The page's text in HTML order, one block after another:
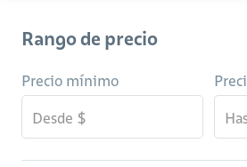
Rango de precio
Precio mínimo